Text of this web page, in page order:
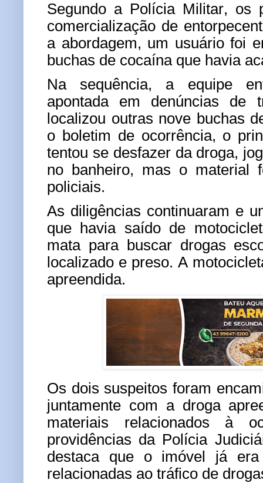
Segundo a Polícia Militar, os
comercialização de
a abordagem, um usuário foi
buchas de cocaína que havia
Na sequência, a equipe
apontada em denúncias de
localizou outras nove buchas
o boletim de ocorrência, o
tentou se desfazer da droga,
no banheiro, mas o material
policiais.
As diligências continuaram e
que havia saído de
mata para buscar drogas
localizado e preso. A
apreendida.
Os dois suspeitos foram
juntamente com a droga
materiais relacionados à
providências da Polícia
destaca que o imóvel já
relacionadas ao tráfico de